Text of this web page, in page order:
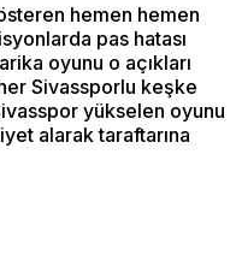
hemen hemen
pas hatası
oyunu o açıkları
Sivassporlu keşke
yükselen oyunu
alarak taraftarına